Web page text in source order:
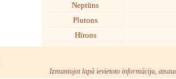
Neptūns
Plutons
Hīrons
Izmantojot lapā ievietoto informāciju,